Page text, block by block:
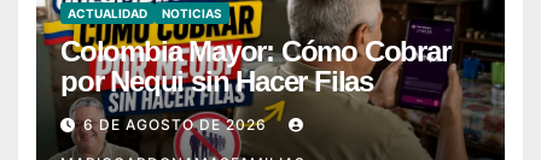
ACTUALIDAD NOTICIAS
Colombia Mayor: Cómo Cobrar
por Nequi sin Hacer Filas
6 DE AGOSTO DE 2026